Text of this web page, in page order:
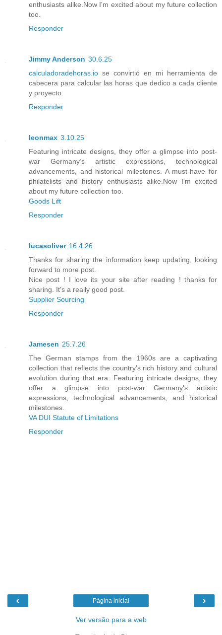
enthusiasts alike.Now I'm excited about my future collection
too.
Responder
Jimmy Anderson 30.6.25
calculadoradehoras.io se convirtió en mi herramienta de
cabecera para calcular las horas que dedico a cada cliente
y proyecto.
Responder
leonmax 3.10.25
Featuring intricate designs, they offer a glimpse into post-
war Germany’s artistic expressions, technological
advancements, and historical milestones. A must-have for
philatelists and history enthusiasts alike.Now I'm excited
about my future collection too.
Goods Lift
Responder
lucasoliver 16.4.26
Thanks for sharing the information keep updating, looking
forward to more post.
Nice post ! I love its your site after reading ! thanks for
sharing. It's a really good post.
Supplier Sourcing
Responder
Jamesen 25.7.26
The German stamps from the 1960s are a captivating
collection that reflects the country’s rich history and cultural
evolution during that era. Featuring intricate designs, they
offer a glimpse into post-war Germany’s artistic
expressions, technological advancements, and historical
milestones.
VA DUI Statute of Limitations
Responder
‹ ›
Página inicial
Ver versão para a web